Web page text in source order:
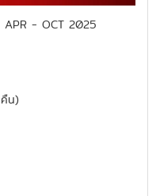
APR - OCT 2025
น)